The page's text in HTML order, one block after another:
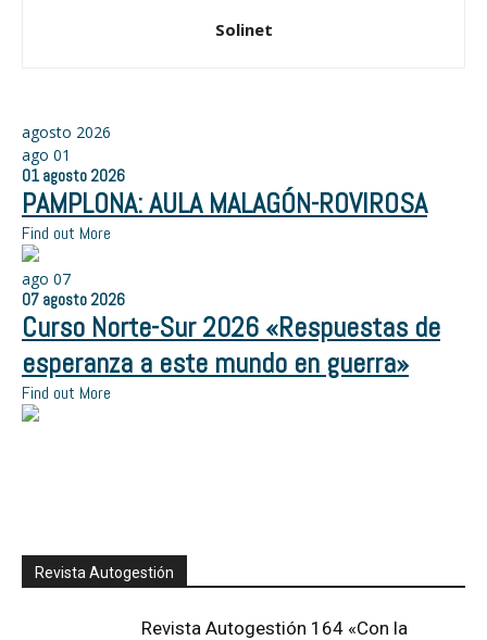
Solinet
agosto 2026
ago 01
01 agosto 2026
PAMPLONA: AULA MALAGÓN-ROVIROSA
Find out More
ago 07
07 agosto 2026
Curso Norte-Sur 2026 «Respuestas de
esperanza a este mundo en guerra»
Find out More
Revista Autogestión
Revista Autogestión 164 «Con la